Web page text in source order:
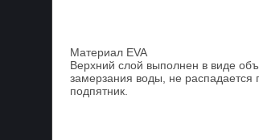
Материал EVA
Верхний слой выполнен в виде
замерзания воды, не распадается
подпятник.